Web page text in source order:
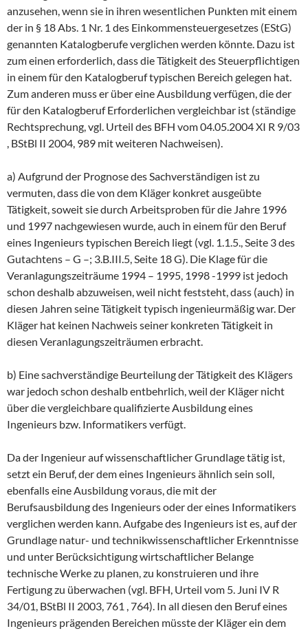
anzusehen, wenn sie in ihren wesentlichen Punkten mit einem
der in § 18 Abs. 1 Nr. 1 des Einkommensteuergesetzes (EStG)
genannten Katalogberufe verglichen werden könnte. Dazu ist
zum einen erforderlich, dass die Tätigkeit des Steuerpflichtigen
in einem für den Katalogberuf typischen Bereich gelegen hat.
Zum anderen muss er über eine Ausbildung verfügen, die der
für den Katalogberuf Erforderlichen vergleichbar ist (ständige
Rechtsprechung, vgl. Urteil des BFH vom 04.05.2004 XI R 9/03
, BStBl II 2004, 989 mit weiteren Nachweisen).
a) Aufgrund der Prognose des Sachverständigen ist zu
vermuten, dass die von dem Kläger konkret ausgeübte
Tätigkeit, soweit sie durch Arbeitsproben für die Jahre 1996
und 1997 nachgewiesen wurde, auch in einem für den Beruf
eines Ingenieurs typischen Bereich liegt (vgl. 1.1.5., Seite 3 des
Gutachtens – G –; 3.B.III.5, Seite 18 G). Die Klage für die
Veranlagungszeiträume 1994 – 1995, 1998 -1999 ist jedoch
schon deshalb abzuweisen, weil nicht feststeht, dass (auch) in
diesen Jahren seine Tätigkeit typisch ingenieurmäßig war. Der
Kläger hat keinen Nachweis seiner konkreten Tätigkeit in
diesen Veranlagungszeiträumen erbracht.
b) Eine sachverständige Beurteilung der Tätigkeit des Klägers
war jedoch schon deshalb entbehrlich, weil der Kläger nicht
über die vergleichbare qualifizierte Ausbildung eines
Ingenieurs bzw. Informatikers verfügt.
Da der Ingenieur auf wissenschaftlicher Grundlage tätig ist,
setzt ein Beruf, der dem eines Ingenieurs ähnlich sein soll,
ebenfalls eine Ausbildung voraus, die mit der
Berufsausbildung des Ingenieurs oder der eines Informatikers
verglichen werden kann. Aufgabe des Ingenieurs ist es, auf der
Grundlage natur- und technikwissenschaftlicher Erkenntnisse
und unter Berücksichtigung wirtschaftlicher Belange
technische Werke zu planen, zu konstruieren und ihre
Fertigung zu überwachen (vgl. BFH, Urteil vom 5. Juni IV R
34/01, BStBl II 2003, 761 , 764). In all diesen den Beruf eines
Ingenieurs prägenden Bereichen müsste der Kläger ein dem